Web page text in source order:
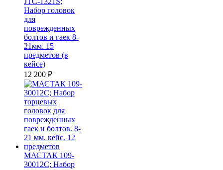
Набор головок
для
поврежденных
болтов и гаек 8-
21мм. 15
предметов (в
кейсе)
12 200 ₽
МАСТАК 109-
30012C; Набор